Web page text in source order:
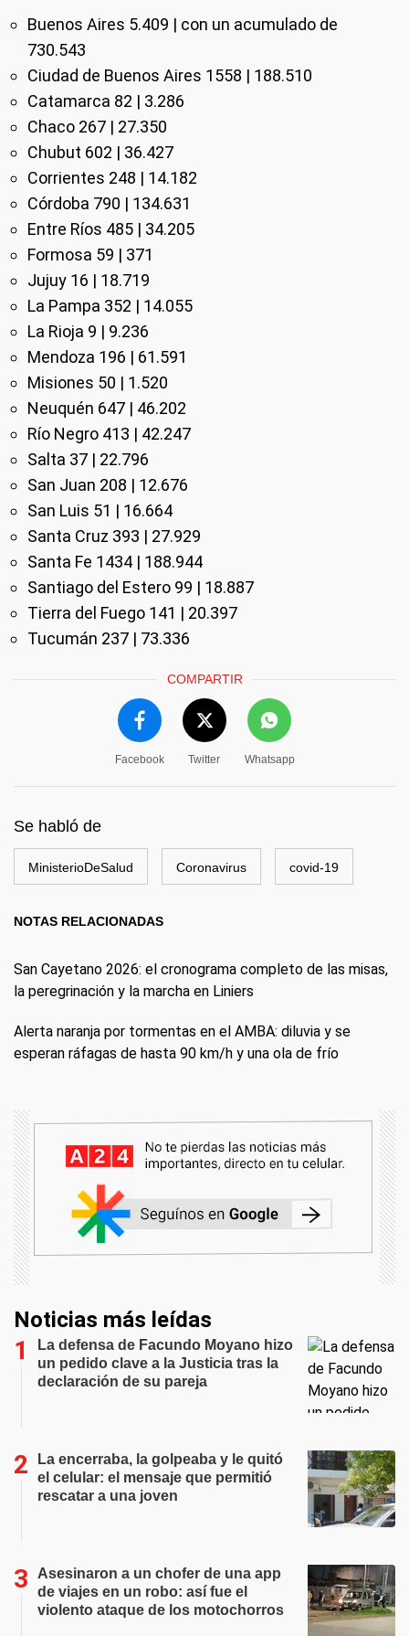
Buenos Aires 5.409 | con un acumulado de
730.543
Ciudad de Buenos Aires 1558 | 188.510
Catamarca 82 | 3.286
Chaco 267 | 27.350
Chubut 602 | 36.427
Corrientes 248 | 14.182
Córdoba 790 | 134.631
Entre Ríos 485 | 34.205
Formosa 59 | 371
Jujuy 16 | 18.719
La Pampa 352 | 14.055
La Rioja 9 | 9.236
Mendoza 196 | 61.591
Misiones 50 | 1.520
Neuquén 647 | 46.202
Río Negro 413 | 42.247
Salta 37 | 22.796
San Juan 208 | 12.676
San Luis 51 | 16.664
Santa Cruz 393 | 27.929
Santa Fe 1434 | 188.944
Santiago del Estero 99 | 18.887
Tierra del Fuego 141 | 20.397
Tucumán 237 | 73.336
COMPARTIR
Facebook Twitter Whatsapp
Se habló de
MinisterioDeSalud Coronavirus covid-19
NOTAS RELACIONADAS
San Cayetano 2026: el cronograma completo de las misas,
la peregrinación y la marcha en Liniers
Alerta naranja por tormentas en el AMBA: diluvia y se
esperan ráfagas de hasta 90 km/h y una ola de frío
Noticias más leídas
La defensa de Facundo Moyano hizo
un pedido clave a la Justicia tras la
declaración de su pareja
La encerraba, la golpeaba y le quitó
el celular: el mensaje que permitió
rescatar a una joven
Asesinaron a un chofer de una app
de viajes en un robo: así fue el
violento ataque de los motochorros